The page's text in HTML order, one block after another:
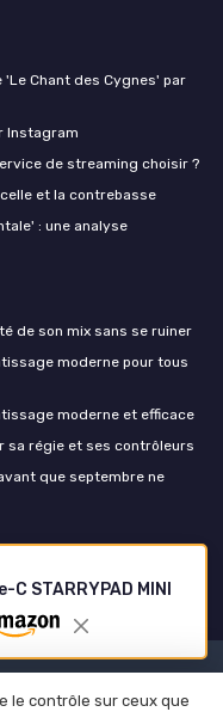
STARRYPAD MINI
Chant des Cygnes' par
Instagram
de streaming choisir ?
et la contrebasse
: une analyse
de son mix sans se ruiner
moderne pour tous
moderne et efficace
sa régie et ses contrôleurs
que septembre ne
le contrôle sur ceux que